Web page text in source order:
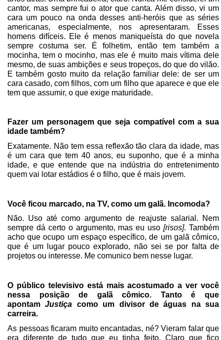
cantor, mas sempre fui o ator que canta. Além disso, vi um
cara um pouco na onda desses anti-heróis que as séries
americanas, especialmente, nos apresentaram. Esses
homens difíceis. Ele é menos maniqueísta do que novela
sempre costuma ser. É folhetim, então tem também a
mocinha, tem o mocinho, mas ele é muito mais vítima dele
mesmo, de suas ambições e seus tropeços, do que do vilão.
E também gosto muito da relação familiar dele: de ser um
cara casado, com filhos, com um filho que aparece e que ele
tem que assumir, o que exige maturidade.
Fazer um personagem que seja compatível com a sua
idade também?
Exatamente. Não tem essa reflexão tão clara da idade, mas
é um cara que tem 40 anos, eu suponho, que é a minha
idade, e que entende que na indústria do entretenimento
quem vai lotar estádios é o filho, que é mais jovem.
Você ficou marcado, na TV, como um galã. Incomoda?
Não. Uso até como argumento de reajuste salarial. Nem
sempre dá certo o argumento, mas eu uso[risos]. Também
acho que ocupo um espaço específico, de um galã cômico,
que é um lugar pouco explorado, não sei se por falta de
projetos ou interesse. Me comunico bem nesse lugar.
O público televisivo está mais acostumado a ver você
nessa posição de galã cômico. Tanto é que
apontamJustiça como um divisor de águas na sua
carreira.
As pessoas ficaram muito encantadas, né? Vieram falar que
era diferente de tudo que eu tinha feito. Claro que fico